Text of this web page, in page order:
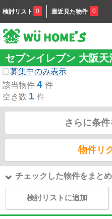
検討リスト 0 最近見た物件 0
セブンイレブン 大阪
募集中のみ表示
該当物件 4 件
空き数 1 件
さらに条
物件リ
チェックした物件をまと
検討リストに追加